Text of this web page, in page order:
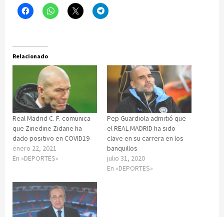
Relacionado
Real Madrid C. F. comunica
que Zinedine Zidane ha
dado positivo en COVID19
enero 22, 2021
En «DEPORTES»
Pep Guardiola admitió que
el REAL MADRID ha sido
clave en su carrera en los
banquillos
julio 31, 2020
En «DEPORTES»